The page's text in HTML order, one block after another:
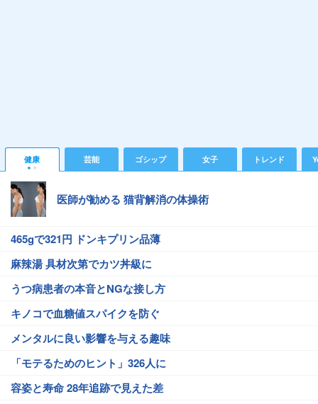
健康 芸能 ゴシップ 女子 トレンド
医師が勧める 猫背解消の体操術
465gで321円 ドンキプリン品薄
麻辣湯 具材次第でカツ丼級に
うつ病患者の本音とNGな接し方
キノコで血糖値スパイクを防ぐ
メンタルに良い影響を与える趣味
「モテるためのヒント」326人に
容姿と寿命 28年追跡で見えた差